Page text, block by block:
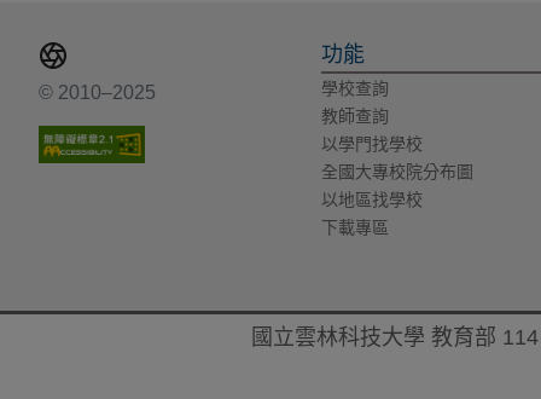
© 2010–2025
功能
學校查詢
教師查詢
以學門找學校
全國大專校院分布圖
以地區找學校
下載專區
國立雲林科技大學 教育部